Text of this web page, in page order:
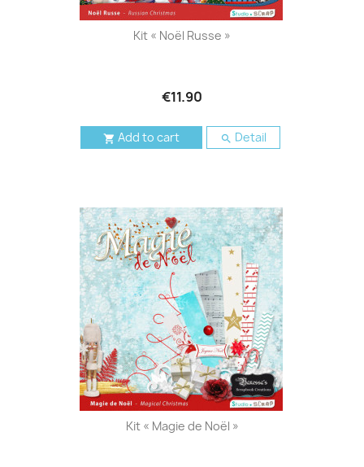
Kit « Noël Russe »
€11.90
 Add to cart  Detail
Kit « Magie de Noël »